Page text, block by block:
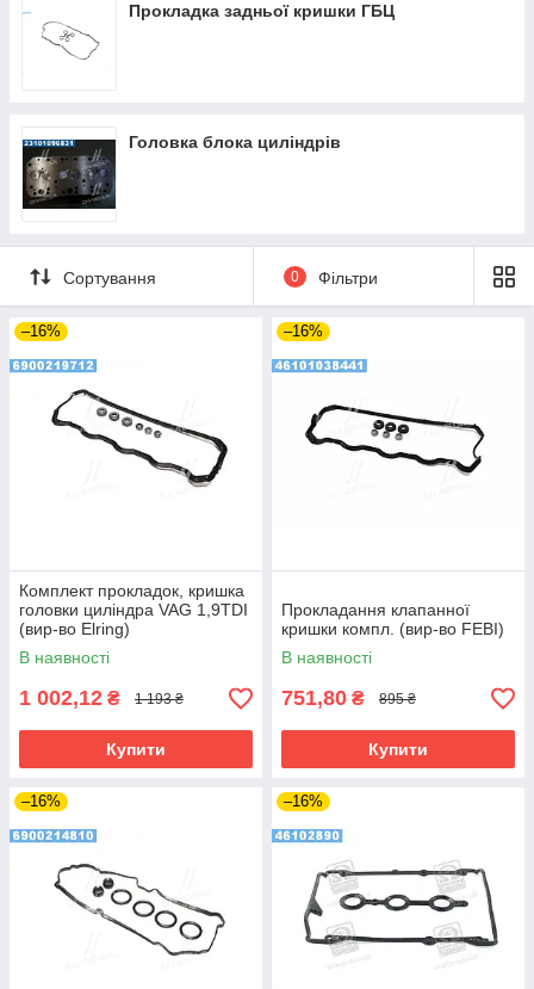
Прокладка задньої кришки ГБЦ
Головка блока циліндрів
Сортування 0 Фільтри
–16%
Комплект прокладок, кришка
головки циліндра VAG 1,9TDI
(вир-во Elring)
В наявності
1 002,12 ₴ 1 193 ₴
Купити
–16%
Прокладання клапанної
кришки компл. (вир-во FEBI)
В наявності
751,80 ₴ 895 ₴
Купити
–16% –16%